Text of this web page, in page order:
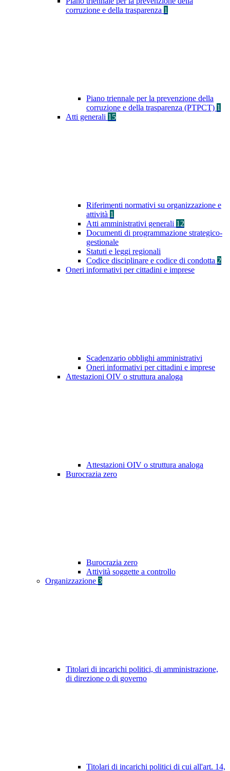
corruzione e della trasparenza 1
Piano triennale per la prevenzione della
corruzione e della trasparenza (PTPCT) 1
Atti generali 15
Riferimenti normativi su organizzazione e
attività 1
Atti amministrativi generali 12
Documenti di programmazione strategico-
gestionale
Statuti e leggi regionali
Codice disciplinare e codice di condotta 2
Oneri informativi per cittadini e imprese
Scadenzario obblighi amministrativi
Oneri informativi per cittadini e imprese
Attestazioni OIV o struttura analoga
Attestazioni OIV o struttura analoga
Burocrazia zero
Burocrazia zero
Attività soggette a controllo
Organizzazione 3
Titolari di incarichi politici, di amministrazione,
di direzione o di governo
Titolari di incarichi politici di cui all'art. 14,